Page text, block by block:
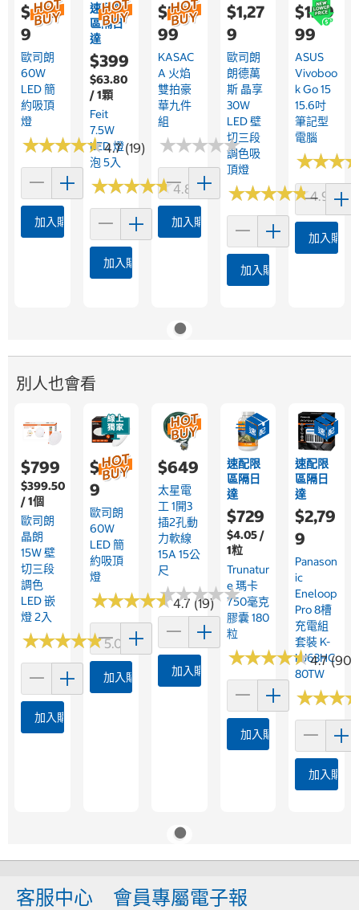
$4,19
9
歐司朗
60W
LED 簡
約吸頂
燈
★★★★★
★★★★★4.7 (19)
加入購物車
速配限
區隔日
達
$399
$63.80
/ 1顆
Feit
7.5W
LED 燈
泡 5入
★★★★★
★★★★★4.8 (5)
加入購物車
$2,0
99
KASAC
A 火焰
雙拍豪
華九件
組
★★★★★
★★★★★
加入購物車
$1,27
9
歐司朗
朗德萬
斯 晶享
30W
LED 壁
切三段
調色吸
頂燈
★★★★★
★★★★★4.9 (8)
加入購物車
$15,9
99
ASUS
Vivoboo
K Go 15
15.6吋
筆記型
電腦
★★★
★★★
加入購物
別人也會看
$799
$399.50
/ 1個
歐司朗
晶朗
15W 壁
切三段
調色
LED 嵌
燈 2入
★★★★★
★★★★★5.0 (4)
加入購物車
$4,19
9
歐司朗
60W
LED 簡
約吸頂
燈
★★★★★
★★★★★4.7 (19)
加入購物車
$649
太星電
工 1開3
插2孔動
力軟線
15A 15公
尺
★★★★★
★★★★★
加入購物車
速配限
區隔日
達
$729
$4.05 /
1粒
Trunatur
E 瑪卡
750毫克
膠囊 180
粒
★★★★★
★★★★★4.7 (90)
加入購物車
速配限
區隔日
達
$2,79
9
Panason
Ic
Eneloop
Pro 8槽
充電組
套裝 K-
KJ63HC
80TW
★★★
★★★
加入購物
客服中心 會員專屬電子報